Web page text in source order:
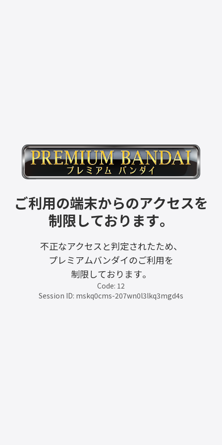
ご利用の端末からのアクセスを
制限しております。
不正なアクセスと判定されたため、
プレミアムバンダイのご利用を
制限しております。
Code: 12
Session ID: mskq0cms-207wn0l3lkq3mgd4s